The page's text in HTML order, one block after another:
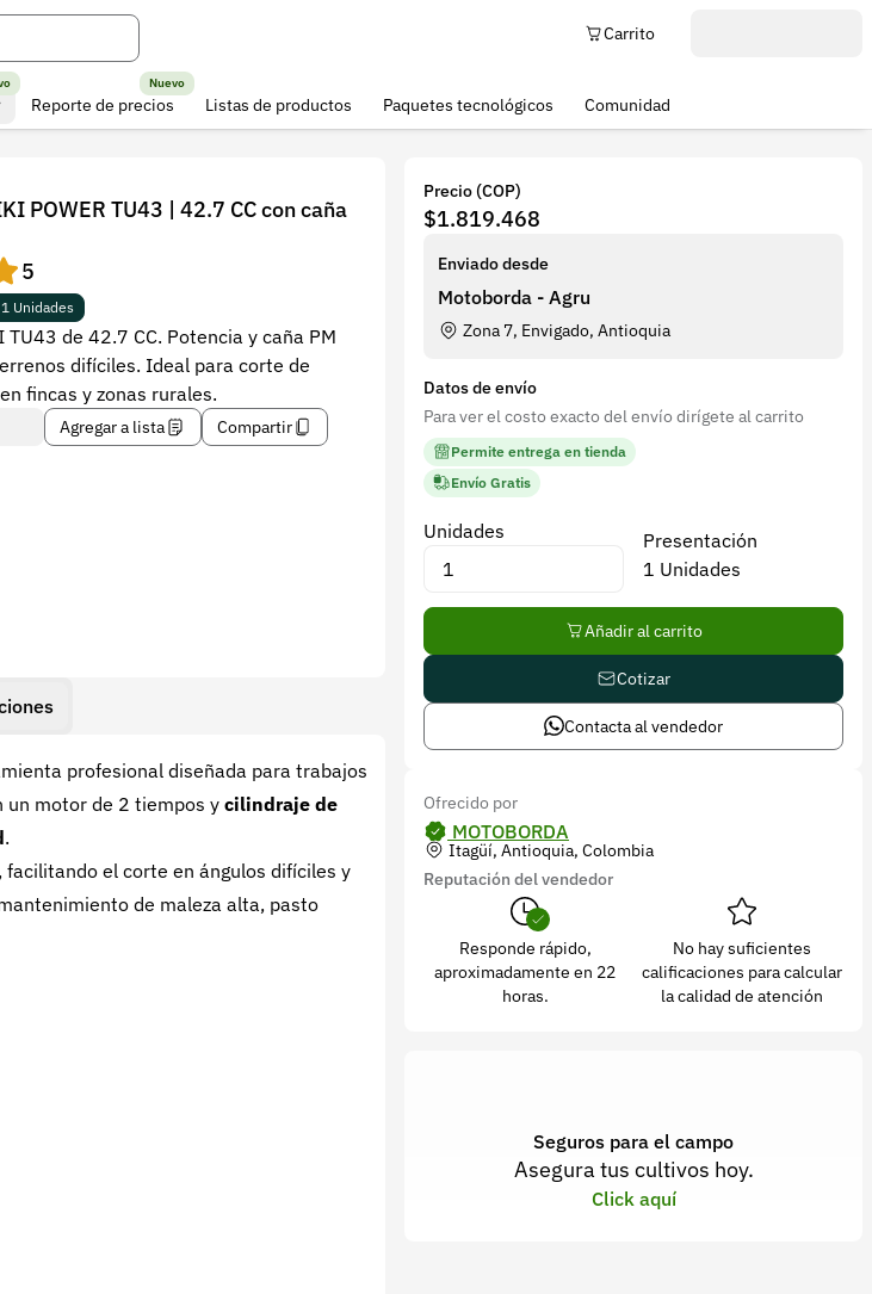
Carrito
Reporte de precios
Nuevo
Listas de productos Paquetes tecnológicos Comunidad
POWER TU43 | 42.7 CC con caña
5
1 Unidades
TU43 de 42.7 CC. Potencia y caña PM
difíciles. Ideal para corte de
fincas y zonas rurales.
Agregar a lista Compartir
profesional diseñada para trabajos
un motor de 2 tiempos y cilindraje de
.
el corte en ángulos difíciles y
de maleza alta, pasto
Precio (COP)
$1.819.468
Enviado desde
Motoborda - Agru
Zona 7, Envigado, Antioquia
Datos de envío
Para ver el costo exacto del envío dirígete al carrito
Permite entrega en tienda
Envío Gratis
Unidades
Presentación
1 Unidades
Añadir al carrito
Cotizar
Contacta al vendedor
Ofrecido por
MOTOBORDA
Itagüí, Antioquia, Colombia
Reputación del vendedor
Responde rápido,
aproximadamente en 22
horas.
No hay suficientes
calificaciones para calcular
la calidad de atención
Seguros para el campo
Asegura tus cultivos hoy.
Click aquí